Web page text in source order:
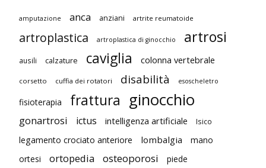
amputazione anca anziani artrite reumatoide
artroplastica artroplastica di ginocchio artrosi
ausili calzature caviglia colonna vertebrale
corsetto cuffia dei rotatori disabilità esoscheletro
fisioterapia frattura ginocchio
gonartrosi ictus intelligenza artificiale Isico
legamento crociato anteriore lombalgia
mano
ortesi
ortopedia osteoporosi piede